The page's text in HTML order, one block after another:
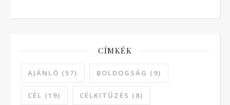
CÍMKÉK
AJÁNLÓ (57) BOLDOGSÁG (9)
CÉL (19) CÉLKITŰZÉS (8)